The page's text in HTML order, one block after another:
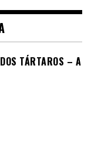
TÁRTAROS – A